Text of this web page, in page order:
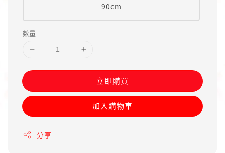
90cm
數量
立即購買
加入購物車
分享